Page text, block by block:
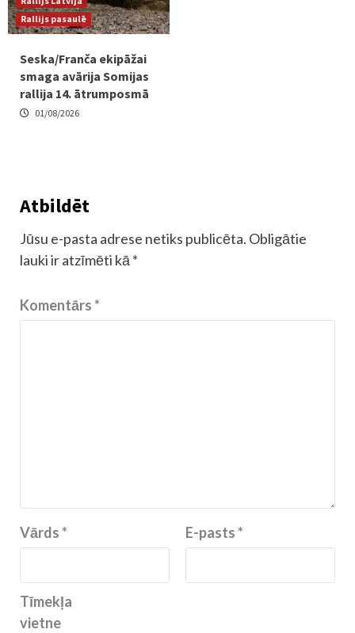
Rallijs pasaulē
Seska/Franča ekipāžai
smaga avārija Somijas
rallija 14. ātrumposmā
01/08/2026
Atbildēt
Jūsu e-pasta adrese netiks publicēta. Obligātie
lauki ir atzīmēti kā *
Komentārs*
Vārds* E-pasts*
Tīmekļa
vietne